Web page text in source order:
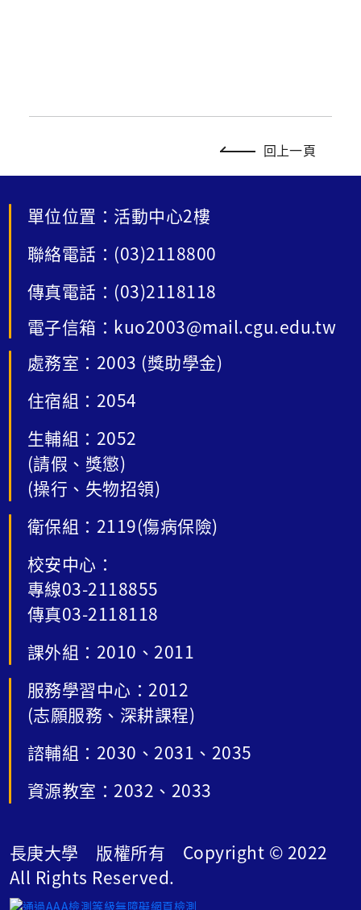
回上一頁
單位位置：活動中心2樓
聯絡電話：(03)2118800
傳真電話：(03)2118118
電子信箱：kuo2003@mail.cgu.edu.tw
處務室：2003 (獎助學金)
住宿組：2054
生輔組：2052
(請假、獎懲)
(操行、失物招領)
衛保組：2119(傷病保險)
校安中心：
專線03-2118855
傳真03-2118118
課外組：2010、2011
服務學習中心：2012
(志願服務、深耕課程)
諮輔組：2030、2031、2035
資源教室：2032、2033
長庚大學 版權所有 Copyright © 2022
All Rights Reserved.